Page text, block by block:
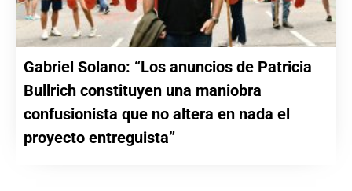
Gabriel Solano: “Los anuncios de Patricia
Bullrich constituyen una maniobra
confusionista que no altera en nada el
proyecto entreguista”